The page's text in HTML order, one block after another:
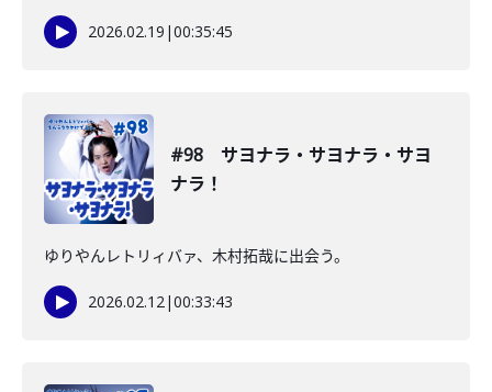
2026.02.19 |00:35:45
#98 サヨナラ・サヨナラ・サヨ
ナラ！
ゆりやんレトリィバァ、木村拓哉に出会う。
2026.02.12|00:33:43